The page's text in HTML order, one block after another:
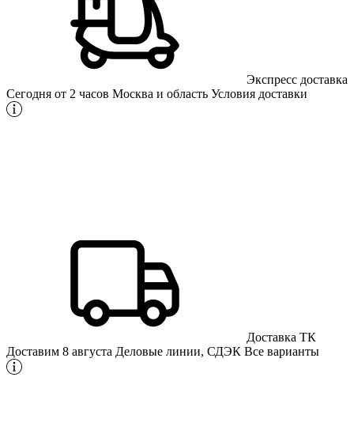
Экспресс доставка
Сегодня от 2 часов Москва и область Условия доставки
Доставка ТК
Доставим 8 августа Деловые линии, СДЭК Все варианты